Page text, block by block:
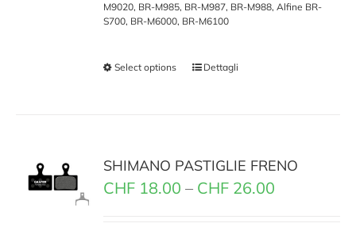
M9020, BR-M985, BR-M987, BR-M988, Alfine BR-
S700, BR-M6000, BR-M6100
Select options Dettagli
SHIMANO PASTIGLIE FRENO
CHF 18.00 – CHF 26.00